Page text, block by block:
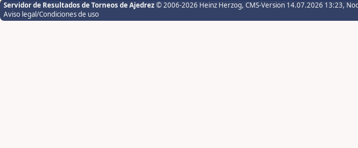
Servidor de Resultados de Torneos de Ajedrez © 2006-2026 Heinz Herzog, CMS-Version 14.07.2026 13:23,
Aviso legal/Condiciones de uso